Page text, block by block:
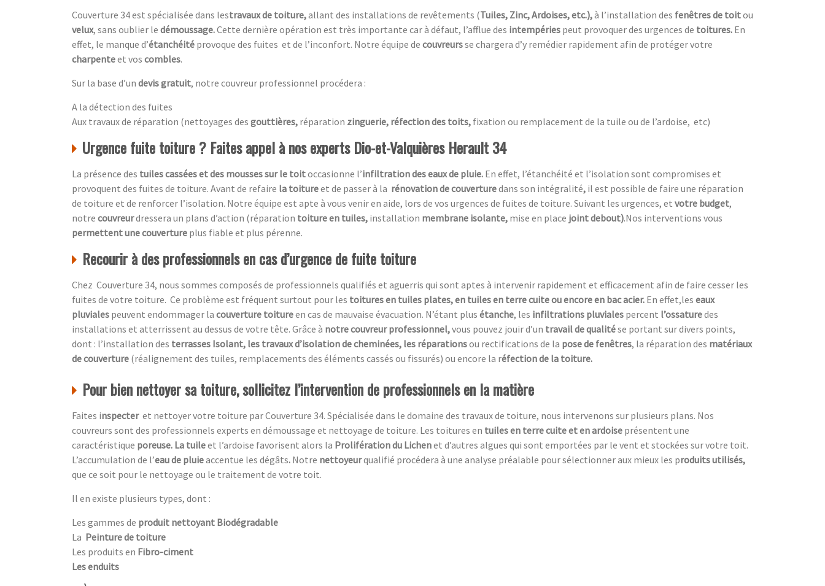
Couverture 34 est spécialisée dans lestravaux de toiture,allant des installations de revêtements (Tuiles, Zinc, Ardoises, etc.),à l’installation des fenêtres de toitou
velux, sans oublier le démoussage.Cette dernière opération est très importante car à défaut, l’afflue des intempéries peut provoquer des urgences de toitures. En
effet, le manque d’étanchéité provoque des fuites et de l’inconfort. Notre équipe de couvreursse chargera d’y remédier rapidement afin de protéger votre
charpenteet vos combles.
Sur la base d’un devis gratuit, notre couvreur professionnel procédera :
A la détection des fuites
Aux travaux de réparation (nettoyages des gouttières, réparation zinguerie, réfection des toits, fixation ou remplacement de la tuile ou de l’ardoise, etc)
Urgence fuite toiture ? Faites appel à nos experts Dio-et-Valquières Herault 34
La présence des tuiles cassées et des mousses sur le toitoccasionne l’infiltration des eaux de pluie. En effet, l’étanchéité et l’isolation sont compromises et
provoquent des fuites de toiture. Avant de refaire la toitureet de passer à la rénovation de couverturedans son intégralité, il est possible de faire une réparation
de toiture et de renforcer l’isolation. Notre équipe est apte à vous venir en aide, lors de vos urgences de fuites de toiture. Suivant les urgences, et votre budget,
notre couvreurdressera un plans d’action (réparation toiture en tuiles, installation membrane isolante, mise en place joint debout).Nos interventions vous
permettent une couverture plus fiable et plus pérenne.
Recourir à des professionnels en cas d’urgence de fuite toiture
Chez Couverture 34, nous sommes composés de professionnels qualifiés et aguerris qui sont aptes à intervenir rapidement et efficacement afin de faire cesser les
fuites de votre toiture. Ce problème est fréquent surtout pour les toitures en tuiles plates, en tuiles en terre cuite ou encore en bac acier. En effet,les eaux
pluviales peuvent endommager la couverture toitureen cas de mauvaise évacuation. N’étant plus étanche, les infiltrations pluviales percent l’ossaturedes
installations et atterrissent au dessus de votre tête. Grâce à notre couvreur professionnel,vous pouvez jouir d’un travail de qualitése portant sur divers points,
dont : l’installation des terrasses Isolant, les travaux d’isolation de cheminées, les réparationsou rectifications de la pose de fenêtres, la réparation des matériaux
de couverture (réalignement des tuiles, remplacements des éléments cassés ou fissurés) ou encore la réfection de la toiture.
Pour bien nettoyer sa toiture, sollicitez l’intervention de professionnels en la matière
Faites inspecter et nettoyer votre toiture parCouverture 34. Spécialisée dans le domaine des travaux de toiture, nous intervenons sur plusieurs plans. Nos
couvreurs sont des professionnels experts en démoussage et nettoyage de toiture. Les toitures en tuiles en terre cuite et en ardoise présentent une
caractéristique poreuse. La tuileet l’ardoise favorisent alors la Prolifération du Lichenet d’autres algues qui sont emportées par le vent et stockées sur votre toit.
L’accumulation de l’eau de pluieaccentue les dégâts. Notre nettoyeurqualifié procédera à une analyse préalable pour sélectionner aux mieux les produits utilisés,
que ce soit pour le nettoyage ou le traitement de votre toit.
Il en existe plusieurs types, dont :
Les gammes de produit nettoyant Biodégradable
La Peinture de toiture
Les produits en Fibro-ciment
Les enduits